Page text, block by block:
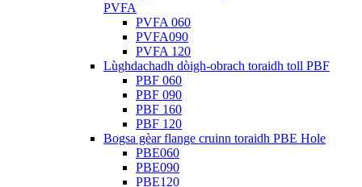
PVFA
PVFA 060
PVFA090
PVFA 120
Lùghdachadh dòigh-obrach toraidh toll PBF
PBF 060
PBF 090
PBF 160
PBF 120
Bogsa gèar flange cruinn toraidh PBE Hole
PBE060
PBE090
PBE120